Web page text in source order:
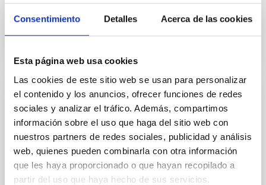
Consentimiento Detalles Acerca de las cookies
Esta página web usa cookies
Las cookies de este sitio web se usan para personalizar
el contenido y los anuncios, ofrecer funciones de redes
sociales y analizar el tráfico. Además, compartimos
información sobre el uso que haga del sitio web con
nuestros partners de redes sociales, publicidad y análisis
web, quienes pueden combinarla con otra información
que les haya proporcionado o que hayan recopilado a
partir del uso que haya hecho de sus servicios.
BIBCODE 2026A&A...710A..95S
CON ÁRBITRO
Joining forces: 30 years of optical
monitoring of the Einstein Cross
We present extended optical monitoring of the
quadruply-imaged gravitationally lensed quasar QSO
2237+0305, the Einstein Cross, including